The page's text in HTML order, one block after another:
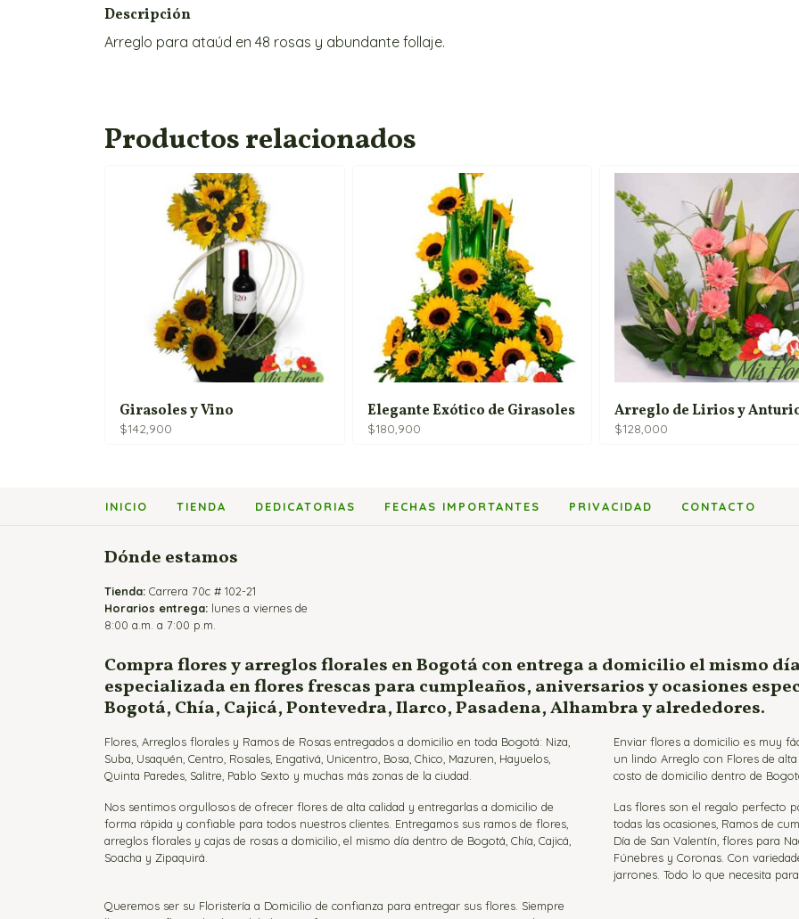
Descripción
Arreglo para ataúd en 48 rosas y abundante follaje.
Productos relacionados
Girasoles y Vino
$142,900
Elegante Exótico de Girasoles
$180,900
Arreglo de Lirios y
$128,000
INICIO TIENDA DEDICATORIAS FECHAS IMPORTANTES PRIVACIDAD CONTACTO
Dónde estamos
Tienda: Carrera 70c # 102-21
Horarios entrega: lunes a viernes de
8:00 a.m. a 7:00 p.m.
Compra flores y arreglos florales en Bogotá con entrega a domicilio el mismo
especializada en flores frescas para cumpleaños, aniversarios y ocasiones
Bogotá, Chía, Cajicá, Pontevedra, Ilarco, Pasadena, Alhambra y alrededores.
Flores, Arreglos florales y Ramos de Rosas entregados a domicilio en toda Bogotá: Niza,
Suba, Usaquén, Centro, Rosales, Engativá, Unicentro, Bosa, Chico, Mazuren, Hayuelos,
Quinta Paredes, Salitre, Pablo Sexto y muchas más zonas de la ciudad.
Enviar flores a domicilio es muy
un lindo Arreglo con Flores de
costo de domicilio dentro de
Nos sentimos orgullosos de ofrecer flores de alta calidad y entregarlas a domicilio de
forma rápida y confiable para todos nuestros clientes. Entregamos sus ramos de flores,
arreglos florales y cajas de rosas a domicilio, el mismo día dentro de Bogotá, Chía, Cajicá,
Soacha y Zipaquirá.
Las flores son el regalo perfecto
todas las ocasiones, Ramos de
Día de San Valentín, flores para
Fúnebres y Coronas. Con
jarrones. Todo lo que necesita
Queremos ser su Floristería a Domicilio de confianza para entregar sus flores. Siempre